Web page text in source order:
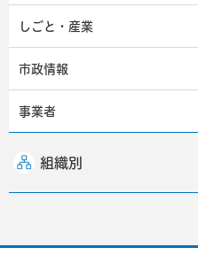
しごと・産業
市政情報
事業者
組織別